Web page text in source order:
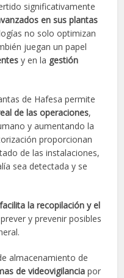
significativamente
en sus plantas
no solo optimizan
juegan un papel
y en la gestión
de Hafesa permite
de las operaciones,
y aumentando la
proporcionan
de las instalaciones,
sea detectada y se
la recopilación y el
y prevenir posibles
almacenamiento de
de videovigilancia por